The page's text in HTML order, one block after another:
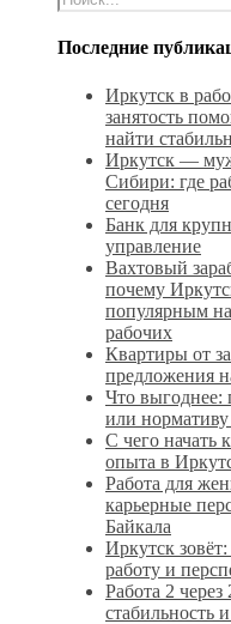
Последние
Иркутск в
занятость
найти
Иркутск —
Сибири: где
сегодня
Банк для
управление
Вахтовый
почему
популярным
рабочих
Квартиры от
предложения
Что выгоднее:
или нормативу
С чего начать
опыта в
Работа для
карьерные
Байкала
Иркутск
работу и
Работа 2
стабильность